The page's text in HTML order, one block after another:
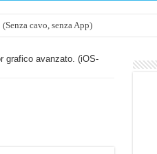
cavo, senza App)
grafico avanzato. (iOS-